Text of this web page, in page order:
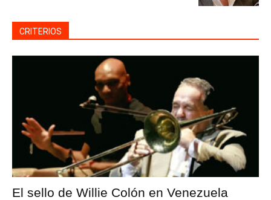
CRITERIOS
El sello de Willie Colón en Venezuela